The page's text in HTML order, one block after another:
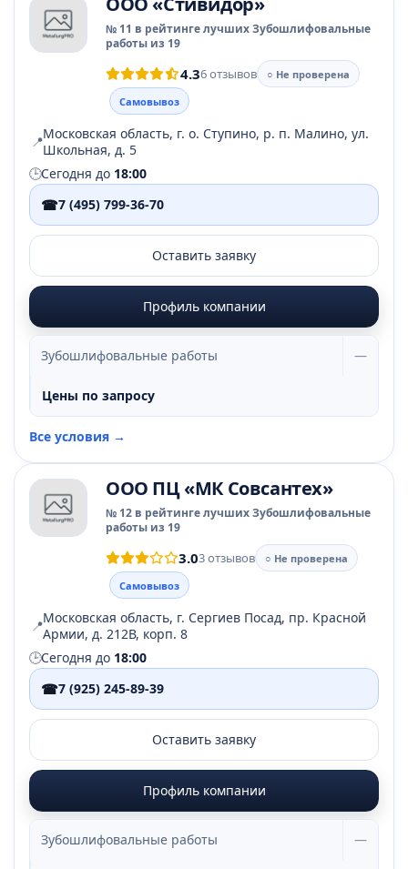
№ 11 в рейтинге лучших Зубошлифовальные
работы из 19
4.36 отзывов
○ Не проверена
Самовывоз
📍Московская область, г. о. Ступино, р. п. Малино, ул.
Школьная, д. 5
🕒Сегодня до 18:00
☎7 (495) 799-36-70
Оставить заявку
Профиль компании
Зубошлифовальные работы —
Цены по запросу
Все условия →
ООО ПЦ «МК Совсантех»
№ 12 в рейтинге лучших Зубошлифовальные
работы из 19
3.03 отзывов
○ Не проверена
Самовывоз
📍Московская область, г. Сергиев Посад, пр. Красной
Армии, д. 212В, корп. 8
🕒Сегодня до 18:00
☎7 (925) 245-89-39
Оставить заявку
Профиль компании
Зубошлифовальные работы —